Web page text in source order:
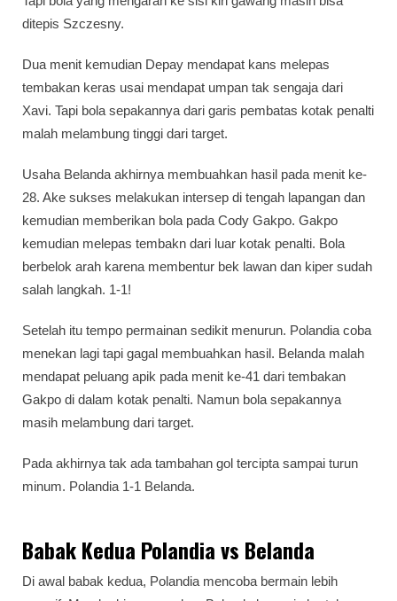
ditepis Szczesny.
Dua menit kemudian Depay mendapat kans melepas
tembakan keras usai mendapat umpan tak sengaja dari
Xavi. Tapi bola sepakannya dari garis pembatas kotak penalti
malah melambung tinggi dari target.
Usaha Belanda akhirnya membuahkan hasil pada menit ke-
28. Ake sukses melakukan intersep di tengah lapangan dan
kemudian memberikan bola pada Cody Gakpo. Gakpo
kemudian melepas tembakn dari luar kotak penalti. Bola
berbelok arah karena membentur bek lawan dan kiper sudah
salah langkah. 1-1!
Setelah itu tempo permainan sedikit menurun. Polandia coba
menekan lagi tapi gagal membuahkan hasil. Belanda malah
mendapat peluang apik pada menit ke-41 dari tembakan
Gakpo di dalam kotak penalti. Namun bola sepakannya
masih melambung dari target.
Pada akhirnya tak ada tambahan gol tercipta sampai turun
minum. Polandia 1-1 Belanda.
Babak Kedua Polandia vs Belanda
Di awal babak kedua, Polandia mencoba bermain lebih